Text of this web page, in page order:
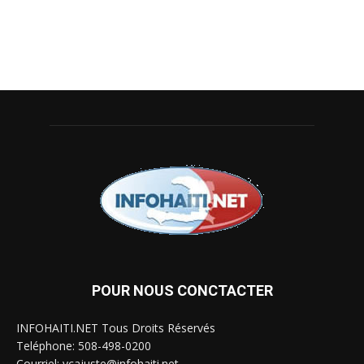
POUR NOUS CONCTACTER
INFOHAITI.NET Tous Droits Réservés
Teléphone: 508-498-0200